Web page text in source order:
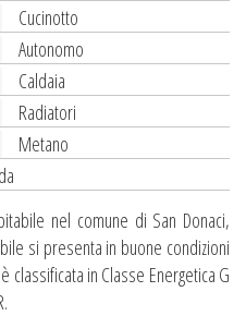
Cucinotto
Autonomo
Caldaia
Radiatori
Metano
nel comune di San Donaci,
si presenta in buone condizioni
classificata in Classe Energetica G